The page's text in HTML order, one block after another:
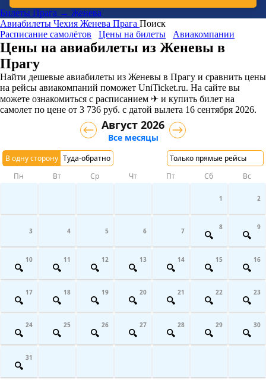
Билеты Прага → Женева
Авиабилеты Чехия Женева Прага Поиск
Расписание самолётов
Цены на билеты Авиакомпании
Цены на авиабилеты из Женевы в
Прагу
Найти дешевые авиабилеты из Женевы в Прагу и сравнить цены
на рейсы авиакомпаний поможет UniTicket.ru. На сайте вы
можете ознакомиться с расписанием ✈ и купить билет на
самолет по цене от 3 736 руб. с датой вылета 16 сентября 2026.
В одну сторону Туда-обратно Только прямые рейсы
Август 2026
Все месяцы
Пн Вт Ср Чт Пт Сб Вс
1 2
3 4 5 6 7 8 9
10 11 12 13 14 15 16
17 18 19 20 21 22 23
24 25 26 27 28 29 30
31